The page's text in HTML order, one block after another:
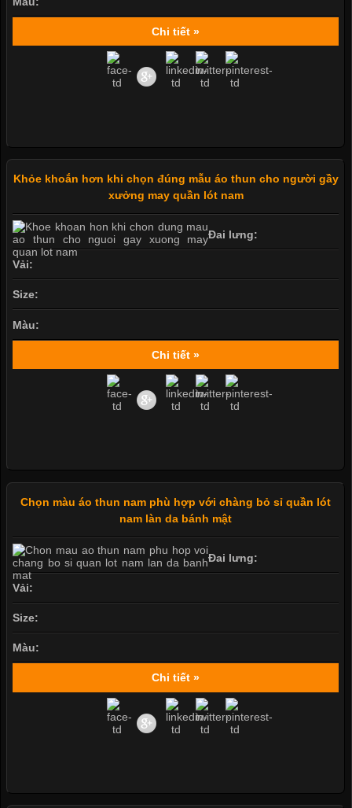
Chi tiết »
Khỏe khoắn hơn khi chọn đúng mẫu áo thun cho người gầy
xưởng may quần lót nam
Đai lưng:
Vải:
Size:
Màu:
Chi tiết »
Chọn màu áo thun nam phù hợp với chàng bỏ sỉ quần lót
nam làn da bánh mật
Đai lưng:
Vải:
Size:
Màu:
Chi tiết »